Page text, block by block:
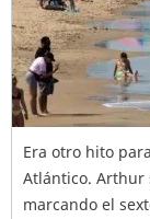
Era otro hito
Atlántico. Arthur
marcando el